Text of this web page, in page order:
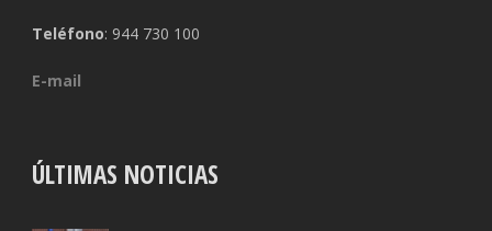
Teléfono: 944 730 100
E-mail
ÚLTIMAS NOTICIAS